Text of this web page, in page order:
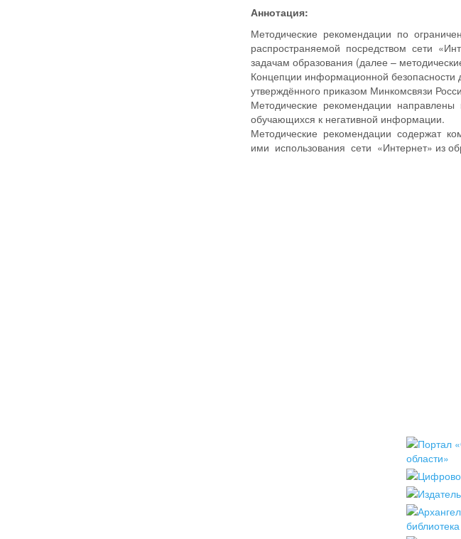
Аннотация:
Методические рекомендации по
распространяемой посредством сети
задачам образования (далее –
Концепции информационной безопасности
утверждённого приказом Минкомсвязи
Методические рекомендации направлены
обучающихся к негативной информации.
Методические рекомендации содержат
ими использования сети «Интернет» из